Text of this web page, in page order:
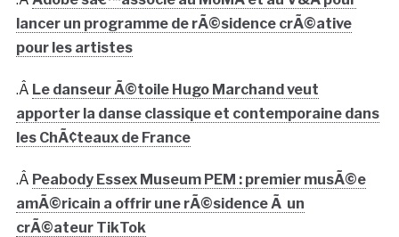
lancer un programme de rÃ©sidence crÃ©ative
pour les artistes
.Â Le danseur Ã©toile Hugo Marchand veut
apporter la danse classique et contemporaine dans
les ChÃ¢teaux de France
.Â Peabody Essex Museum PEM : premier musÃ©e
amÃ©ricain a offrir une rÃ©sidence Ã un
crÃ©ateur TikTok